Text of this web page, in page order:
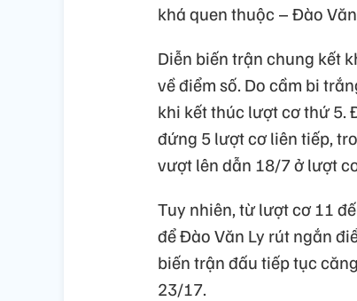
khá quen thuộc – Đào
Diễn biến trận chung kết
về điểm số. Do cầm bi
khi kết thúc lượt cơ thứ 5.
đứng 5 lượt cơ liên tiếp,
vượt lên dẫn 18/7 ở lượt
Tuy nhiên, từ lượt cơ 11
để Đào Văn Ly rút ngắn
biến trận đấu tiếp tục
23/17.